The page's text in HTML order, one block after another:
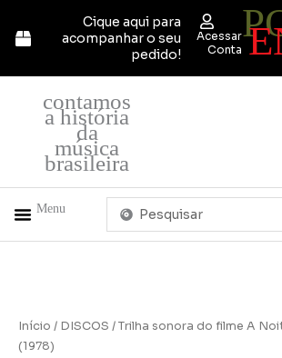
para
Cique aqui para
acompanhar o seu
pedido!
Acessar
Conta
contamos
a história
da
música
brasileira
Menu
Pesquisar
Início / DISCOS / Trilha sonora do filme A
(1978)